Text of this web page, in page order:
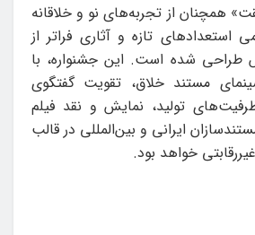
همچنان از تجربه‌های نو و خلاقانه
استعدادهای تازه و آثاری فراتر از
طراحی شده است. این جشنواره، با
مستند خلاق، تقویت گفتگوی
تولید، نمایش و نقد فیلم
ایرانی و بین‌المللی در قالب
خواهد بود.